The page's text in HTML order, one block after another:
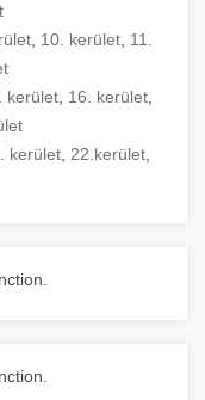
, 10. kerület, 11.
kerület 16. kerület
kerület 22.kerület